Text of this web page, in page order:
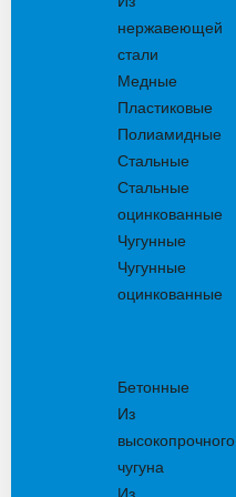
нержавеющей
стали
Медные
Пластиковые
Полиамидные
Стальные
Стальные
оцинкованные
Чугунные
Чугунные
оцинкованные
Бетонные
Из
высокопрочного
чугуна